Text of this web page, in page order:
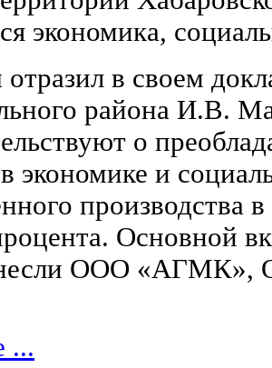
экономика,
в своем
района И.В.
о
экономике и
производства в
Основной
ООО
...